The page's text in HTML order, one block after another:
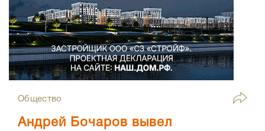
Общество
Андрей Бочаров вывел